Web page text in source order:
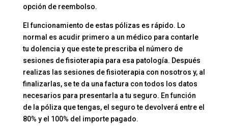
opción de reembolso.
El funcionamiento de estas pólizas es rápido. Lo
normal es acudir primero a un médico para contarle
tu dolencia y que este te prescriba el número de
sesiones de fisioterapia para esa patología. Después
realizas las sesiones de fisioterapia con nosotros y, al
finalizarlas, se te da una factura con todos los datos
necesarios para presentarla a tu seguro. En función
de la póliza que tengas, el seguro te devolverá entre el
80% y el 100% del importe pagado.